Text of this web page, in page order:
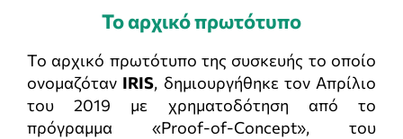
Το αρχικό πρωτότυπο
Το αρχικό πρωτότυπο της συσκευής το οποίο
ονομαζόταν IRIS, δημιουργήθηκε τον Απρίλιο
του 2019 με χρηματοδότηση από το
πρόγραμμα «Proof-of-Concept», του